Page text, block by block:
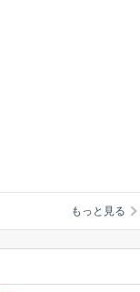
もっと見る